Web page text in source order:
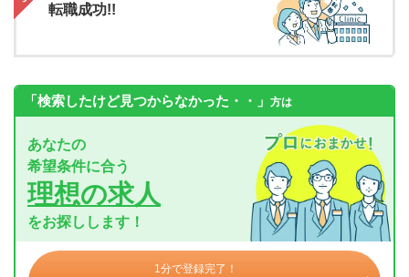
転職成功!!
「検索したけど見つからなかった・・」 方は
あなたの
希望条件に合う
理想の求人
をお探しします！
1分で登録完了！